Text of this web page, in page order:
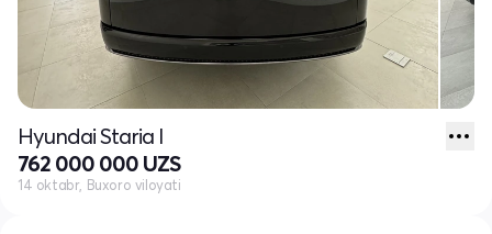
Hyundai Staria I
762 000 000 UZS
14 oktabr, Buxoro viloyati